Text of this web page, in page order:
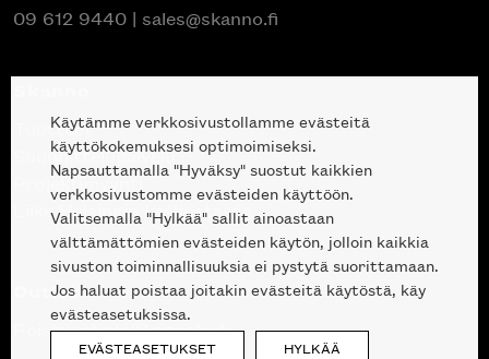
09 612 9440 | sales@skanno.fi
Tuotteet
Suunnittelupalvelu
Projektimyynti
Liike Helsingin keskustassa
Outlet
Poistuvat mallikappaleet
Käytämme verkkosivustollamme evästeitä
käyttökokemuksesi optimoimiseksi.
Napsauttamalla "Hyväksy" suostut kaikkien
verkkosivustomme evästeiden käyttöön.
Valitsemalla "Hylkää" sallit ainoastaan
välttämättömien evästeiden käytön, jolloin kaikkia
sivuston toiminnallisuuksia ei pystytä suorittamaan.
Jos haluat poistaa joitakin evästeitä käytöstä, käy
evästeasetuksissa.
EVÄSTEASETUKSET HYLKÄÄ